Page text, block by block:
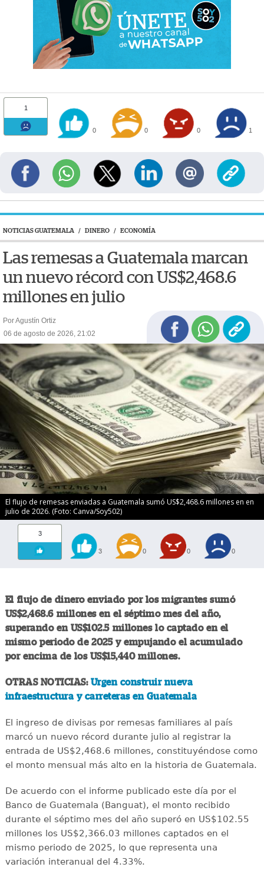
1
0 0 0 1
NOTICIAS GUATEMALA / DINERO / ECONOMÍA
Las remesas a Guatemala marcan
un nuevo récord con US$2,468.6
millones en julio
Por Agustín Ortiz
06 de agosto de 2026, 21:02
El flujo de remesas enviadas a Guatemala sumó US$2,468.6 millones en en
julio de 2026. (Foto: Canva/Soy502)
3
3 0 0 0
El flujo de dinero enviado por los migrantes sumó
US$2,468.6 millones en el séptimo mes del año,
superando en US$102.5 millones lo captado en el
mismo periodo de 2025 y empujando el acumulado
por encima de los US$15,440 millones.
OTRAS NOTICIAS: Urgen construir nueva
infraestructura y carreteras en Guatemala
El ingreso de divisas por remesas familiares al país
marcó un nuevo récord durante julio al registrar la
entrada de US$2,468.6 millones, constituyéndose como
el monto mensual más alto en la historia de Guatemala.
De acuerdo con el informe publicado este día por el
Banco de Guatemala (Banguat), el monto recibido
durante el séptimo mes del año superó en US$102.55
millones los US$2,366.03 millones captados en el
mismo periodo de 2025, lo que representa una
variación interanual del 4.33%.